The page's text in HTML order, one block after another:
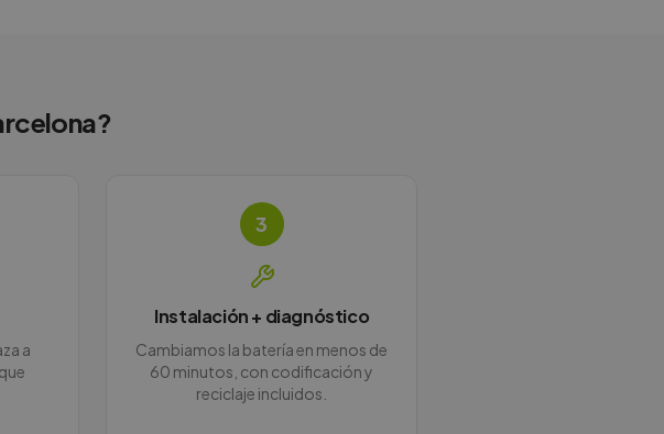
?
a
3
Instalación + diagnóstico
Cambiamos la batería en menos de
60 minutos, con codificación y
reciclaje incluidos.